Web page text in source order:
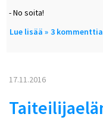
- No soita!
Lue lisää about
3 kommenttia
17.11.2016